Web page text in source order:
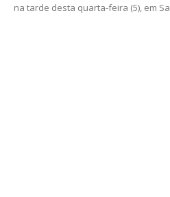
na tarde desta quarta-feira (5), em